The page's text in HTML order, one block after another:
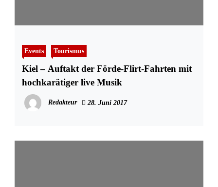
Events Tourismus
Kiel – Auftakt der Förde-Flirt-Fahrten mit
hochkarätiger live Musik
Redakteur 28. Juni 2017